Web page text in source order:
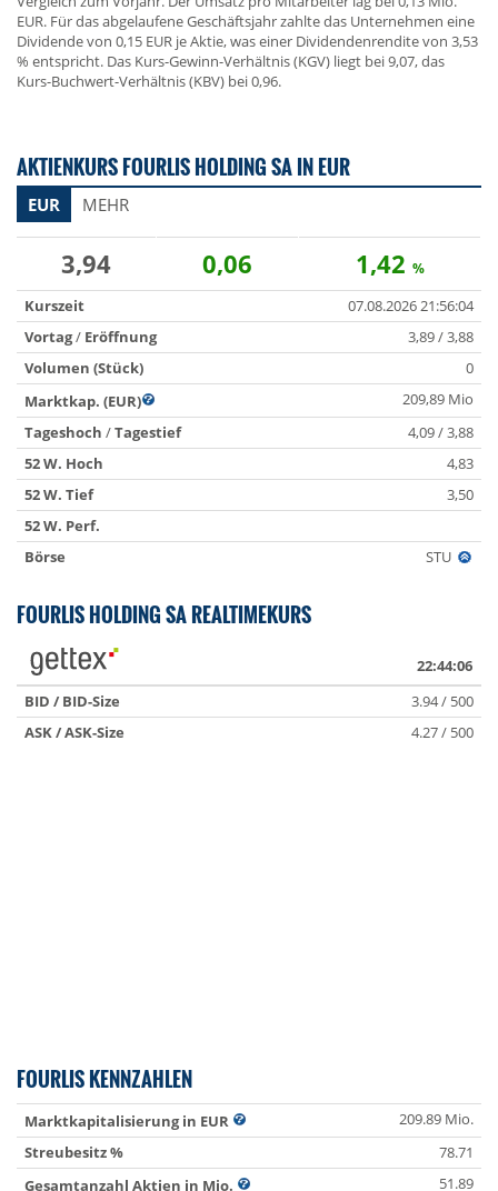
EUR. Für das abgelaufene Geschäftsjahr zahlte das Unternehmen eine
Dividende von 0,15 EUR je Aktie, was einer Dividendenrendite von 3,53
% entspricht. Das Kurs-Gewinn-Verhältnis (KGV) liegt bei 9,07, das
Kurs-Buchwert-Verhältnis (KBV) bei 0,96.
AKTIENKURS FOURLIS HOLDING SA IN EUR
EUR MEHR
3,94 0,06 1,42 %
Kurszeit
07.08.2026 21:56:04
Vortag/ Eröffnung
3,89 / 3,88
Volumen (Stück)
0
Marktkap. (EUR)
209,89 Mio
Tageshoch /Tagestief
4,09 / 3,88
52 W. Hoch
4,83
52 W. Tief
3,50
52 W. Perf.
Börse
STU
FOURLIS HOLDING SA REALTIMEKURS
22:44:06
BID / BID-Size
3.94 / 500
ASK / ASK-Size
4.27 / 500
FOURLIS KENNZAHLEN
Marktkapitalisierung in EUR
209.89 Mio.
Streubesitz %
78.71
Gesamtanzahl Aktien in Mio.
51.89